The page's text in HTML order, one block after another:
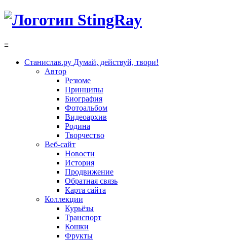
≡
Станислав.ру Думай, действуй, твори!
Автор
Резюме
Принципы
Биография
Фотоальбом
Видеоархив
Родина
Творчество
Веб-сайт
Новости
История
Продвижение
Обратная связь
Карта сайта
Коллекции
Курьёзы
Транспорт
Кошки
Фрукты